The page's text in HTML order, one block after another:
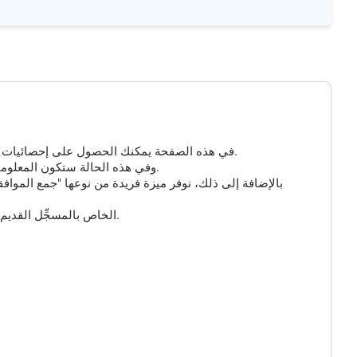
في هذه الصفحة يمكنك الحصول على إحصائيات مفصلة عن الزيارات إلى مسجلك الذي تم إنشاؤه. إذا لم تكن هناك معلومات هنا، فهذا يعني أنه لم ينقر أحد على الرابط الخاص بك حتى الآن.
بالنسبة للروابط القصيرة ومسجل GPS، يمكنك تمكين الخيار الإضافي "جمع البيانات الذكية" و "جمع بيانات GPS"، وفي هذه الحالة ستكون المعلومات حول الزائر أكثر تفصيلاً.
بالإضافة إلى ذلك، نوفر ميزة فريدة من نوعها "جمع
وأخيراً، يمكنك تخصيص عنوان URL للرابط القصير الخاص بك واختيار أحد النطاقات المتاحة. يُرجى ملاحظة أن عنوان URL الخاص بالمسجِّل القديم لن يعمل بعد الآن.